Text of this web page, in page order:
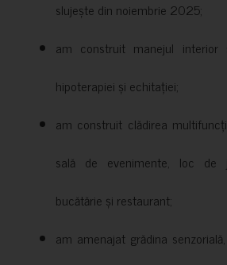
slujește din noiembrie 2025;
am construit manejul interior
hipoterapiei și echitației;
am construit clădirea
sală de evenimente, loc de
bucătărie și restaurant;
am amenajat grădina